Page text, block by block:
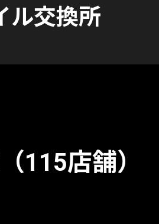
ル交換所
115店舗）